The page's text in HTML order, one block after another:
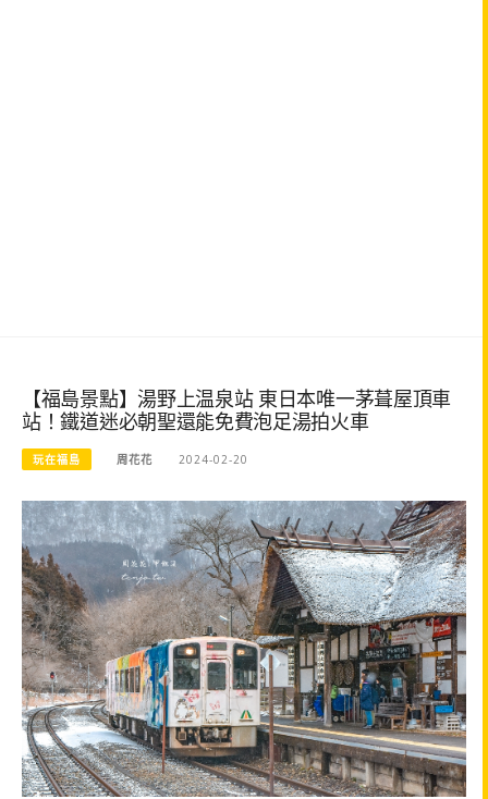
【福島景點】湯野上温泉站 東日本唯一茅葺屋頂車
站！鐵道迷必朝聖還能免費泡足湯拍火車
玩在福島 周花花 2024-02-20